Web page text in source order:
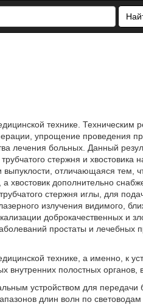
технике. Техническим
упрощение проведения
лечения больных. Данный
стержня и хвостовика
выпуклости, отличающаяся тем,
дополнительно
стержня иглы, для
излучения видимого,
доброкачественных и
простаты и лечебных
технике, а именно, к
внутренних полостных
устройством для передачи
длин волн по